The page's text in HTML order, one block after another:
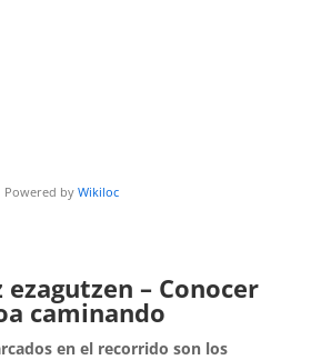
Powered byWikiloc
ezagutzen – Conocer
caminando
en el recorrido son los